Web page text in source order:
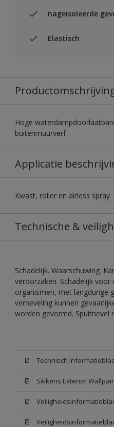
nageisoleerde
Elastisch
Hoge
buitenmuurverf
Applicatie
Kwast, roller en airless spray
Technische &
Schadelijk. Waarschuwing.
veroorzaken. Schadelijk voor
organismen, met langdurige
verneveling kunnen
worden gevormd. Spuitnevel
Technisch